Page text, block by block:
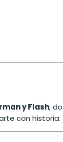
y Flash,
con historia.